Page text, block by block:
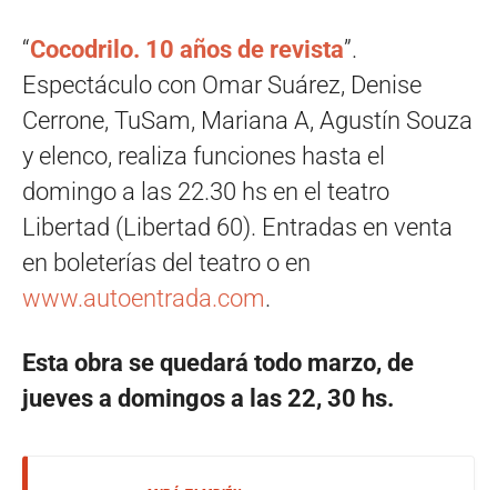
“Cocodrilo. 10 años de revista”.
Espectáculo con Omar Suárez, Denise
Cerrone, TuSam, Mariana A, Agustín Souza
y elenco, realiza funciones hasta el
domingo a las 22.30 hs en el teatro
Libertad (Libertad 60). Entradas en venta
en boleterías del teatro o en
www.autoentrada.com.
Esta obra se quedará todo marzo, de
jueves a domingos a las 22, 30 hs.